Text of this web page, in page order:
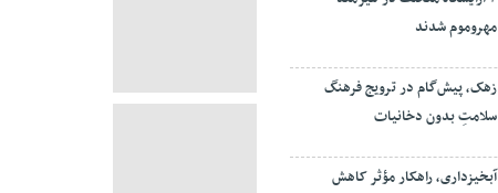
مهروموم شدند
زهک، پیش‌گام در ترویج فرهنگ
سلامتِ بدون دخانیات
آبخیزداری، راهکار مؤثر کاهش